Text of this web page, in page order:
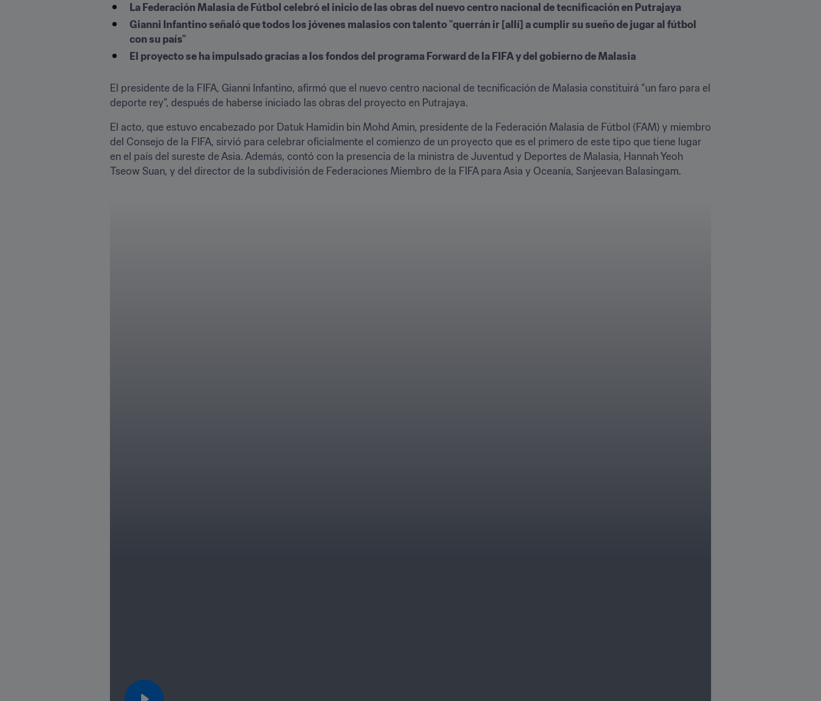
La Federación Malasia de Fútbol celebró el inicio de las obras del nuevo centro nacional de tecnificación en Putrajaya
Gianni Infantino señaló que todos los jóvenes malasios con talento "querrán ir [allí] a cumplir su sueño de jugar al fútbol
con su país"
El proyecto se ha impulsado gracias a los fondos del programa Forward de la FIFA y del gobierno de Malasia
El presidente de la FIFA, Gianni Infantino, afirmó que el nuevo centro nacional de tecnificación de Malasia constituirá "un faro para el
deporte rey", después de haberse iniciado las obras del proyecto en Putrajaya.
El acto, que estuvo encabezado por Datuk Hamidin bin Mohd Amin, presidente de la Federación Malasia de Fútbol (FAM) y miembro
del Consejo de la FIFA, sirvió para celebrar oficialmente el comienzo de un proyecto que es el primero de este tipo que tiene lugar
en el país del sureste de Asia. Además, contó con la presencia de la ministra de Juventud y Deportes de Malasia, Hannah Yeoh
Tseow Suan, y del director de la subdivisión de Federaciones Miembro de la FIFA para Asia y Oceanía, Sanjeevan Balasingam.